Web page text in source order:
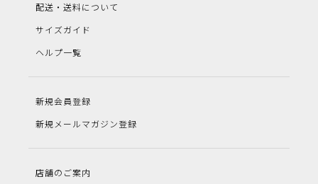
配送・送料について
サイズガイド
ヘルプ一覧
新規会員登録
新規メールマガジン登録
店舗のご案内